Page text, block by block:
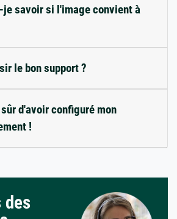
je savoir si l'image convient à
le bon support ?
d'avoir configuré mon
!
des